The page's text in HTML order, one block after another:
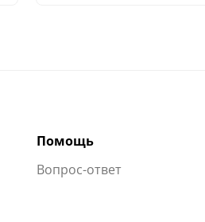
Помощь
Вопрос-ответ